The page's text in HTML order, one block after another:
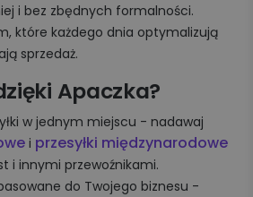
i bez zbędnych formalności.
które każdego dnia optymalizują
sprzedaż.
Apaczka?
w jednym miejscu - nadawaj
i przesyłki międzynarodowe
i innymi przewoźnikami.
do Twojego biznesu -